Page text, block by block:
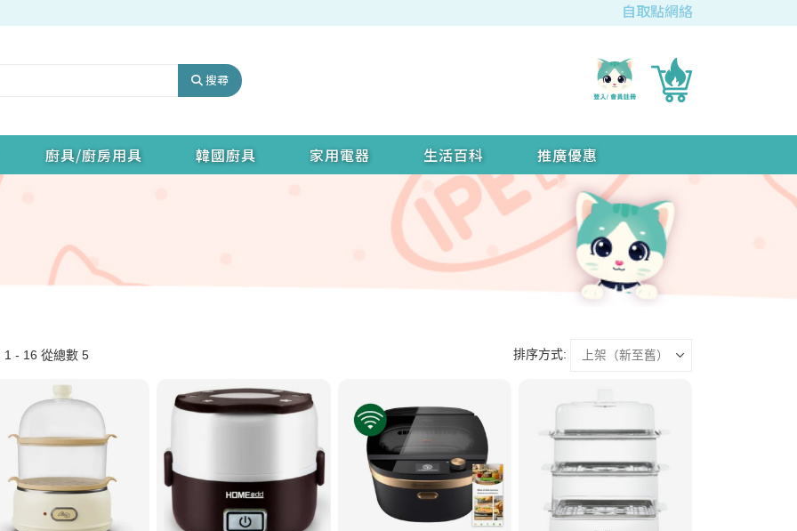
自取點網絡
搜尋
廚具/廚房用具 韓國廚具 家用電器 生活百科 推廣優惠
1 - 16 從總數 5 排序方式: